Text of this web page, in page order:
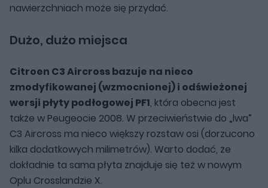
nawierzchniach może się przydać.
Dużo, dużo miejsca
Citroen C3 Aircross bazuje na nieco
zmodyfikowanej (wzmocnionej) i odświeżonej
wersji płyty podłogowej PF1, która obecna jest
także w Peugeocie 2008. W przeciwieństwie do „lwa”
C3 Aircross ma nieco większy rozstaw osi (dorzucono
kilka dodatkowych milimetrów). Warto dodać, że
dokładnie ta sama płyta znajduje się też w nowym
Oplu Crosslandzie X.